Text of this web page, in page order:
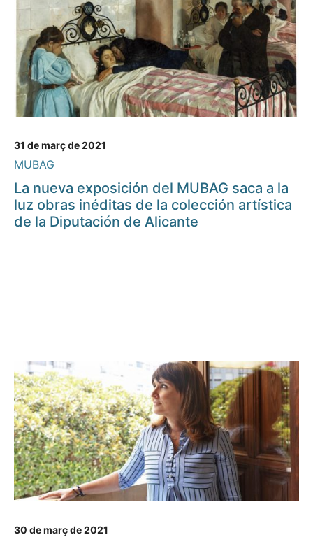
31 de març de 2021
MUBAG
La nueva exposición del MUBAG saca a la
luz obras inéditas de la colección artística
de la Diputación de Alicante
30 de març de 2021